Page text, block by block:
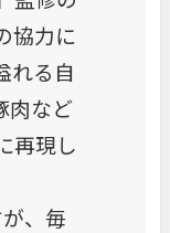
協力に
れる自
肉など
再現し
、毎